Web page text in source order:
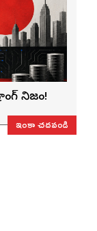
నిజం!
ఇంకా చదవండి